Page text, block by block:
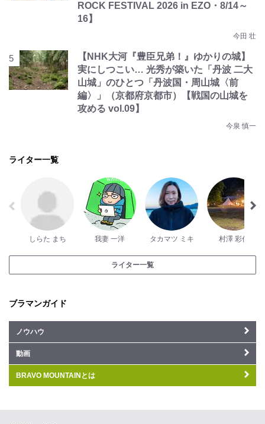
ROCK FESTIVAL 2026 in EZO・8/14～
16】
今田 壮
【NHK大河『豊臣兄弟！』ゆかりの城】
実にしつこい… 光秀が築いた「丹波 二大
山城」のひとつ「丹波国・周山城〈前
編〉」（京都府京都市）【戦国の山城を
攻める vol.09】
今泉 慎一
ライター一覧
しらた まち 我妻 一洋 タカマツ ミキ 村澤 彩代
ライター一覧
ブラマンガイド
ノウハウ
動画
BRAVO MOUNTAINとは